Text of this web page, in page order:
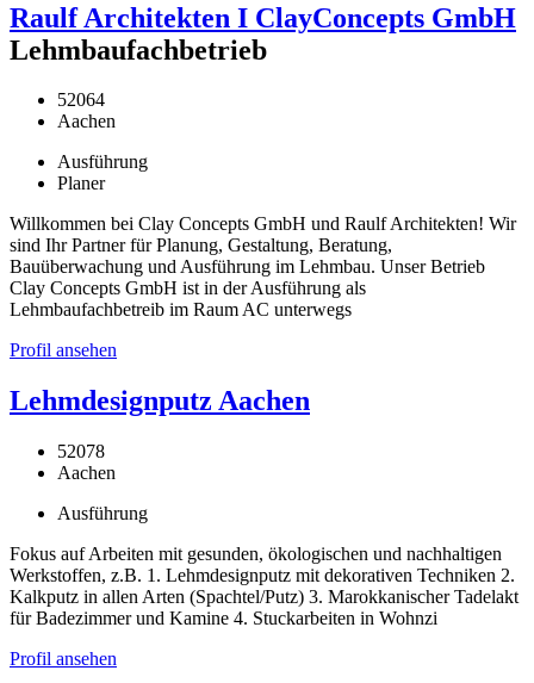
Raulf Architekten I ClayConcepts GmbH
Lehmbaufachbetrieb
52064
Aachen
Ausführung
Planer
Willkommen bei Clay Concepts GmbH und Raulf Architekten! Wir
sind Ihr Partner für Planung, Gestaltung, Beratung,
Bauüberwachung und Ausführung im Lehmbau. Unser Betrieb
Clay Concepts GmbH ist in der Ausführung als
Lehmbaufachbetreib im Raum AC unterwegs
Profil ansehen
Lehmdesignputz Aachen
52078
Aachen
Ausführung
Fokus auf Arbeiten mit gesunden, ökologischen und nachhaltigen
Werkstoffen, z.B. 1. Lehmdesignputz mit dekorativen Techniken 2.
Kalkputz in allen Arten (Spachtel/Putz) 3. Marokkanischer Tadelakt
für Badezimmer und Kamine 4. Stuckarbeiten in Wohnzi
Profil ansehen